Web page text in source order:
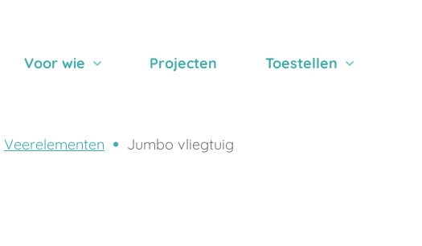
Voor wie Projecten Toestellen
Veerelementen Jumbo vliegtuig